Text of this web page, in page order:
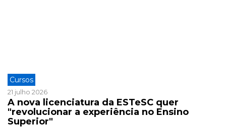
Cursos
21 julho 2026
A nova licenciatura da ESTeSC quer
"revolucionar a experiência no Ensino
Superior"